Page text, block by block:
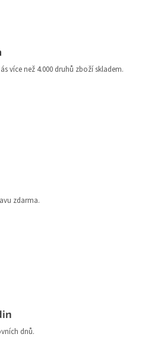
více než 4.000 druhů zboží skladem.
zdarma.
dnů.